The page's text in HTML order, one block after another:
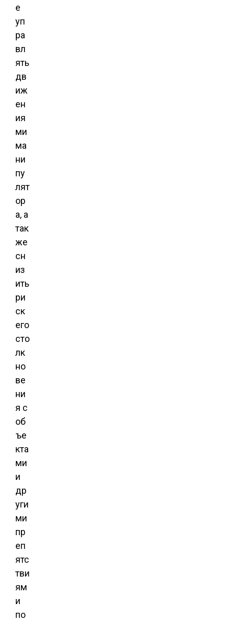
е
уп
ра
вл
ять
дв
иж
ен
ия
ми
ма
ни
пу
лят
ор
а, а
так
же
сн
из
ить
ри
ск
его
сто
лк
но
ве
ни
я с
об
ъе
кта
ми
и
др
уги
ми
пр
еп
ятс
тви
ям
и
по